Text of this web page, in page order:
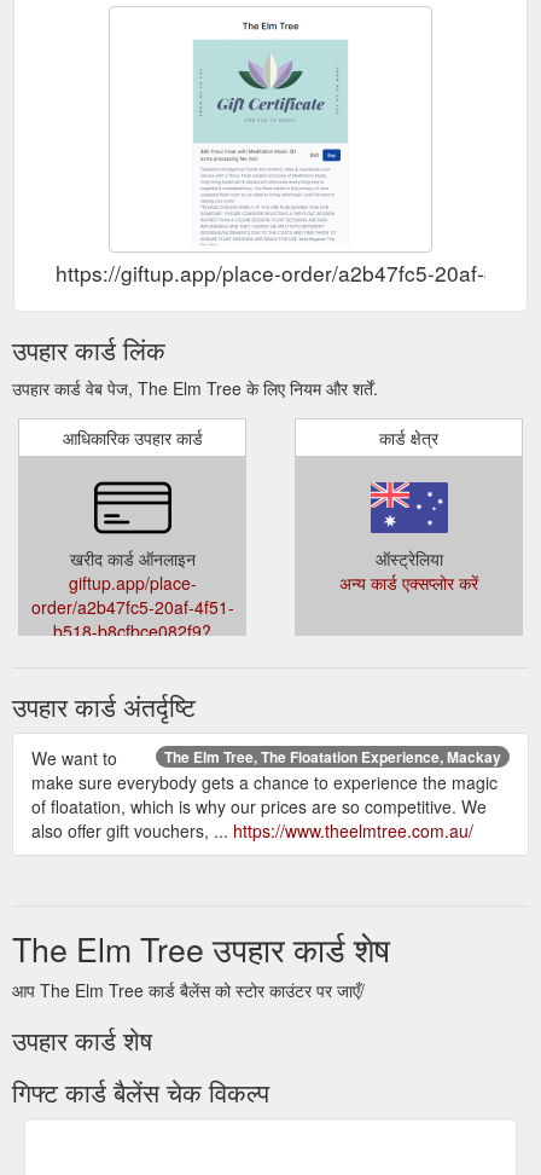
https://giftup.app/place-order/a2b47fc5-20af-
उपहार कार्ड लिंक
उपहार कार्ड वेब पेज, The Elm Tree के लिए नियम और शर्तें.
आधिकारिक उपहार कार्ड
खरीद कार्ड ऑनलाइन
giftup.app/place-
order/a2b47fc5-20af-4f51-
b518-b8cfbce082f9?
कार्ड क्षेत्र
ऑस्ट्रेलिया
अन्य कार्ड एक्सप्लोर करें
उपहार कार्ड अंतर्दृष्टि
The Elm Tree, The Floatation Experience, Mackay
We want to
make sure everybody gets a chance to experience the magic
of floatation, which is why our prices are so competitive. We
also offer gift vouchers, ... https://www.theelmtree.com.au/
The Elm Tree उपहार कार्ड शेष
आप The Elm Tree कार्ड बैलेंस को स्टोर काउंटर पर जाएँ/
उपहार कार्ड शेष
गिफ्ट कार्ड बैलेंस चेक विकल्प